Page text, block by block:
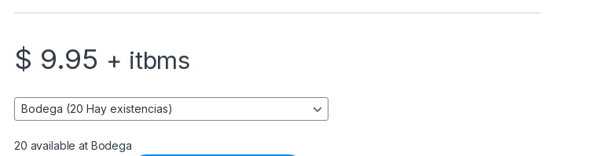
$ 9.95 + itbms
20 available at Bodega